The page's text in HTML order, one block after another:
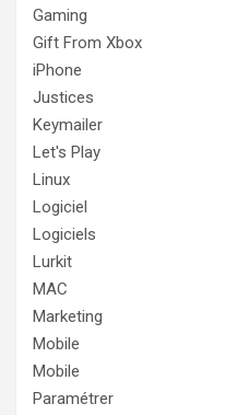
Gaming
Gift From Xbox
iPhone
Justices
Keymailer
Let's Play
Linux
Logiciel
Logiciels
Lurkit
MAC
Marketing
Mobile
Mobile
Paramétrer